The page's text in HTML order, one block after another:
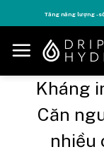
to
content
Tận hưởng nhiều
Kháng
Căn
nhiều